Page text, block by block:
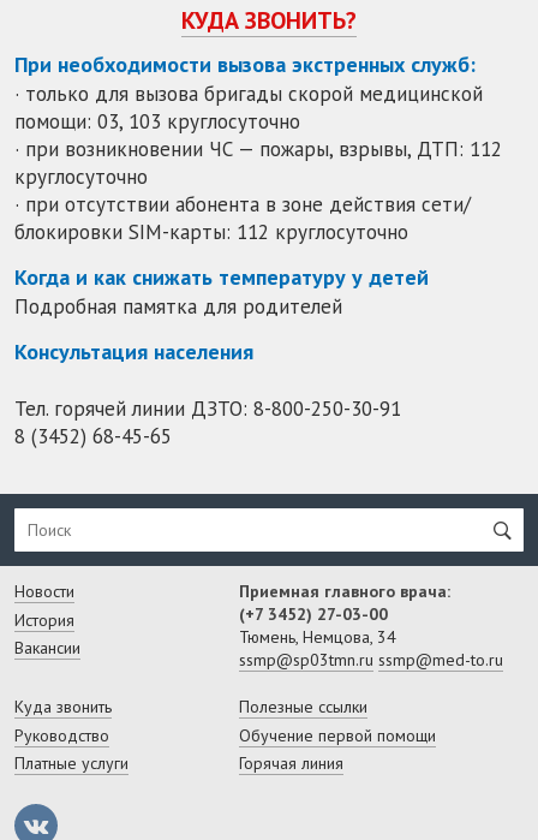
КУДА ЗВОНИТЬ?
При необходимости вызова экстренных служб:
· только для вызова бригады скорой медицинской
помощи: 03, 103 круглосуточно
· при возникновении ЧС — пожары, взрывы, ДТП: 112
круглосуточно
· при отсутствии абонента в зоне действия сети/
блокировки SIM-карты: 112 круглосуточно
Когда и как снижать температуру у детей
Подробная памятка для родителей
Консультация населения
Тел. горячей линии ДЗТО: 8-800-250-30-91
8 (3452) 68-45-65
Новости
История
Вакансии
Приемная главного врача:
(+7 3452) 27-03-00
Тюмень, Немцова, 34
ssmp@sp03tmn.ru ssmp@med-to.ru
Куда звонить
Руководство
Платные услуги
Полезные ссылки
Обучение первой помощи
Горячая линия